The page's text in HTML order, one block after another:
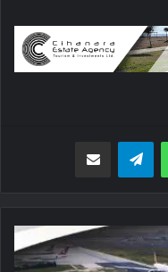
واتس اپ تلگرام